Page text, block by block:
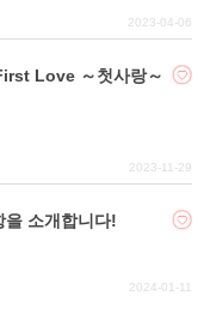
2023-04-06
Love ～첫사랑～
2023-11-29
을 소개합니다!
2024-01-11